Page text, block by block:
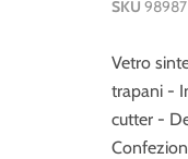
SKU 98987
Vetro
trapani -
cutter -